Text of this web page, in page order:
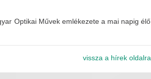
Optikai Művek emlékezete a mai napig élő
vissza a hírek oldalra